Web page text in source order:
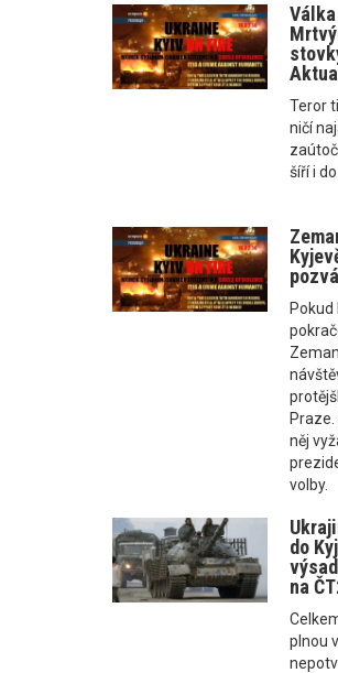
Teror
ničí
šíří i
Pokud
něj
volby.
do
na
plnou